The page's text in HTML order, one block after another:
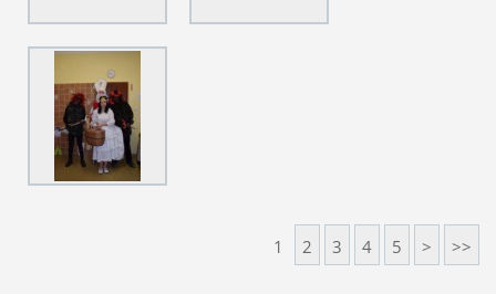
1 2 3 4 5 > >>